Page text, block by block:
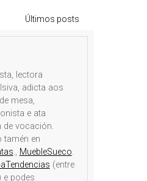
Últimos posts
lectora
adicta aos
mesa,
e ata
de vocación.
tamén en
., MuebleSueco.
(entre
e podes